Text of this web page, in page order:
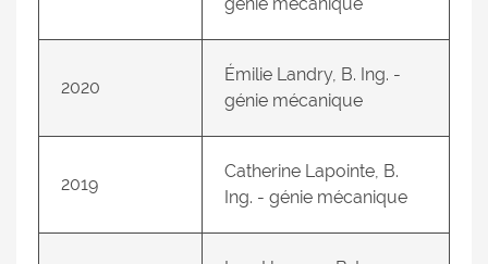
2020
Émilie Landry, B. Ing. -
génie mécanique
2019
Catherine Lapointe, B.
Ing. - génie mécanique